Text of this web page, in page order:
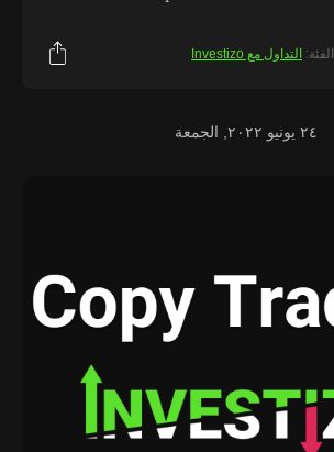
الفئة: التداول مع Investizo
٢٤ يونيو ٢٠٢٢, الجمعة